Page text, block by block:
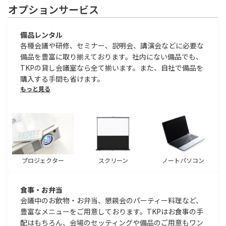
オプションサービス
備品レンタル
各種会議や研修、セミナー、説明会、講演会などに必要な
備品を豊富に取り揃えております。社内にない備品でも、
TKPの貸し会議室なら全て揃います。また、自社で備品を
購入する手間も省けます。
もっと見る
プロジェクター スクリーン ノートパソコン
食事・お弁当
会議中のお飲物・お弁当、懇親会のパーティー料理など、
豊富なメニューをご用意しております。TKPはお食事の手
配はもちろん、会場のセッティングや備品のご用意もワン